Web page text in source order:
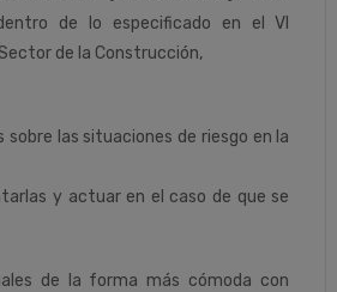
de lo especificado en elVI
de la Construcción,
las situaciones de riesgo en la
y actuar en el caso de que se
de la forma más cómoda con